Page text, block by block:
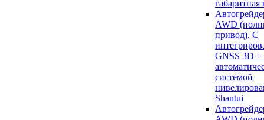
габаритная
AWD
привод). С
GNSS 3D +
системой
Shantui